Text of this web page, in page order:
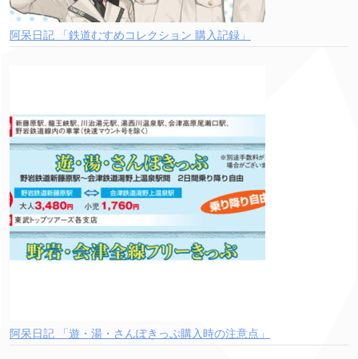
阿呆日記 「鉄道むすめコレクション 購入記録」
阿呆日記 「遊・湯・さんぽきっぷ購入時の注意点」